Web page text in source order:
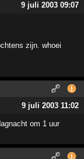
9 juli 2003 09:07
zijn. whoei
9 juli 2003 11:02
om 1 uur